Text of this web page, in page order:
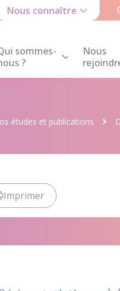
Nous connaître
sommes-
?
Nous
études et publications
Imprimer